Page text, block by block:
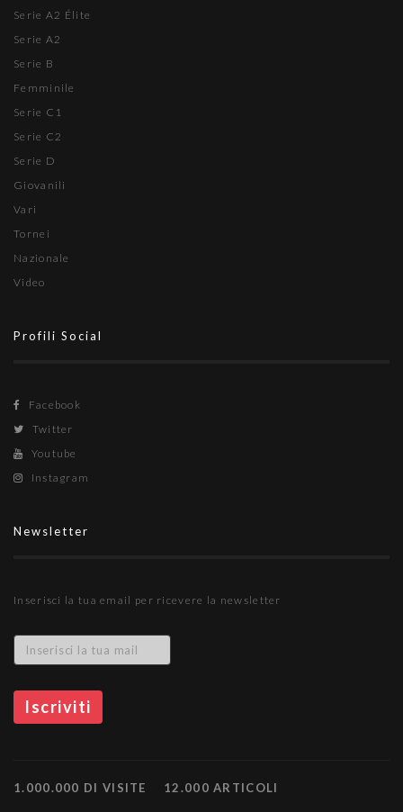
Serie A2 Élite
Serie A2
Serie B
Femminile
Serie C1
Serie C2
Serie D
Giovanili
Vari
Tornei
Nazionale
Video
Profili Social
Facebook
Twitter
Youtube
Instagram
Newsletter
Inserisci la tua email per ricevere la newsletter
1.000.000 DI VISITE 12.000 ARTICOLI